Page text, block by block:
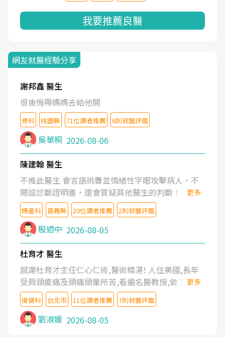
我要推薦良醫
網友就醫經驗分享
謝邦鑫 醫生
很後悔帶媽媽去給他開
骨科 桃園縣 71位讀者推薦 6則就醫評鑑
吳華桐 2026-08-06
陳建翰 醫生
不推此醫生 會言語挑釁並情緒性字眼攻擊病人，不
開設診斷證明書，還會質疑其他醫生的判斷！
更多
婦產科 嘉義縣 20位讀者推薦 2則就醫評鑑
殷迺中 2026-08-05
杜育才 醫生
感謝杜育才主任仁心仁術,醫術精湛! 人住美國,長年
受肩頸痠痛及頭痛頭暈所苦,看遍名醫教授,做了各種
檢查,也嘗試過西醫打針,中醫針灸及物理徒手治療都
沒有用,後來連吃到嗎啡類止痛藥都效果有限,只是壓
症狀,沒多久就痛起來,多年失眠嚴重影響生活品質.
台灣親友介紹忠孝醫院杜育才主任是頸頭症候群專
更多
復健科 台北市 11位讀者推薦 7則就醫評鑑
劉淑媛 2026-08-05